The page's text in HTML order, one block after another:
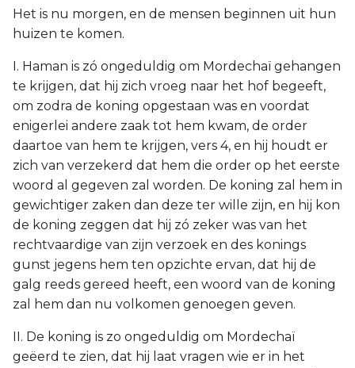
Het is nu morgen, en de mensen beginnen uit hun
huizen te komen.
I. Haman is zó ongeduldig om Mordechaï gehangen
te krijgen, dat hij zich vroeg naar het hof begeeft,
om zodra de koning opgestaan was en voordat
enigerlei andere zaak tot hem kwam, de order
daartoe van hem te krijgen, vers 4, en hij houdt er
zich van verzekerd dat hem die order op het eerste
woord al gegeven zal worden. De koning zal hem in
gewichtiger zaken dan deze ter wille zijn, en hij kon
de koning zeggen dat hij zó zeker was van het
rechtvaardige van zijn verzoek en des konings
gunst jegens hem ten opzichte ervan, dat hij de
galg reeds gereed heeft, een woord van de koning
zal hem dan nu volkomen genoegen geven.
II. De koning is zo ongeduldig om Mordechaï
geëerd te zien, dat hij laat vragen wie er in het